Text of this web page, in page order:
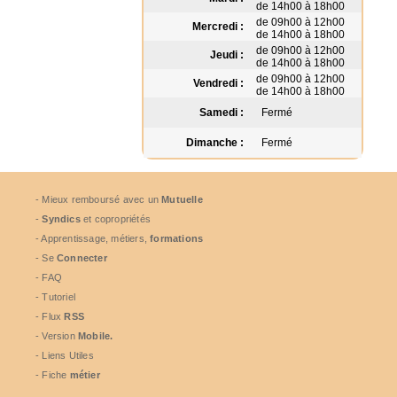
de 14h00 à 18h00
Mercredi :
de 09h00 à 12h00
de 14h00 à 18h00
Jeudi :
de 09h00 à 12h00
de 14h00 à 18h00
Vendredi :
de 09h00 à 12h00
de 14h00 à 18h00
Samedi :
Fermé
Dimanche : Fermé
- Mieux remboursé avec unMutuelle
-Syndicset copropriétés
- Apprentissage, métiers,formations
- Se Connecter
- FAQ
- Tutoriel
- FluxRSS
- Version Mobile.
- Liens Utiles
- Fiche métier